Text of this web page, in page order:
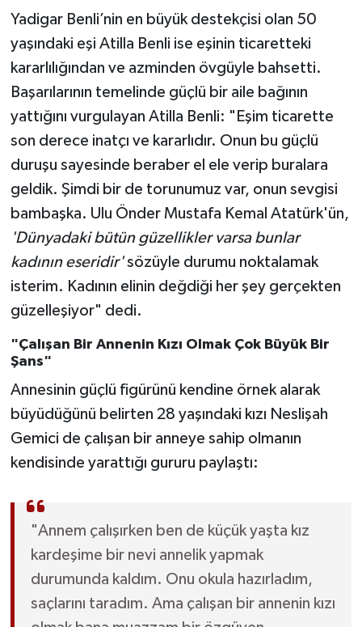
Yadigar Benli’nin en büyük destekçisi olan 50
yaşındaki eşi Atilla Benli ise eşinin ticaretteki
kararlılığından ve azminden övgüyle bahsetti.
Başarılarının temelinde güçlü bir aile bağının
yattığını vurgulayan Atilla Benli: "Eşim ticarette
son derece inatçı ve kararlıdır. Onun bu güçlü
duruşu sayesinde beraber el ele verip buralara
geldik. Şimdi bir de torunumuz var, onun sevgisi
bambaşka. Ulu Önder Mustafa Kemal Atatürk'ün,
'Dünyadaki bütün güzellikler varsa bunlar
kadının eseridir'sözüyle durumu noktalamak
isterim. Kadının elinin değdiği her şey gerçekten
güzelleşiyor" dedi.
"Çalışan Bir Annenin Kızı Olmak Çok Büyük Bir
Şans"
Annesinin güçlü figürünü kendine örnek alarak
büyüdüğünü belirten 28 yaşındaki kızı Neslişah
Gemici de çalışan bir anneye sahip olmanın
kendisinde yarattığı gururu paylaştı:
"Annem çalışırken ben de küçük yaşta kız
kardeşime bir nevi annelik yapmak
durumunda kaldım. Onu okula hazırladım,
saçlarını taradım. Ama çalışan bir annenin kızı